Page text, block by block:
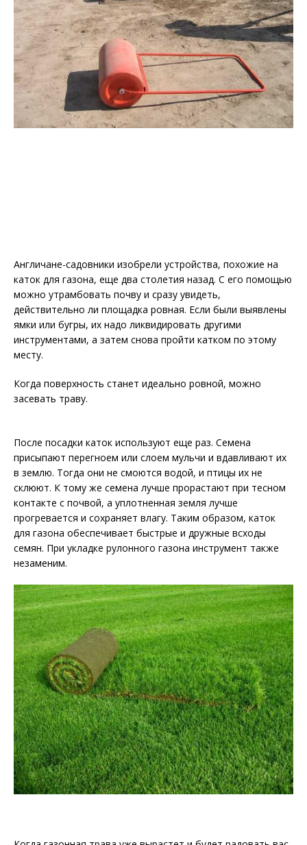
Англичане-садовники изобрели устройства, похожие на
каток для газона, еще два столетия назад. С его помощью
можно утрамбовать почву и сразу увидеть,
действительно ли площадка ровная. Если были выявлены
ямки или бугры, их надо ликвидировать другими
инструментами, а затем снова пройти катком по этому
месту.
Когда поверхность станет идеально ровной, можно
засевать траву.
После посадки каток используют еще раз. Семена
присыпают перегноем или слоем мульчи и вдавливают их
в землю. Тогда они не смоются водой, и птицы их не
склюют. К тому же семена лучше прорастают при тесном
контакте с почвой, а уплотненная земля лучше
прогревается и сохраняет влагу. Таким образом, каток
для газона обеспечивает быстрые и дружные всходы
семян. При укладке рулонного газона инструмент также
незаменим.